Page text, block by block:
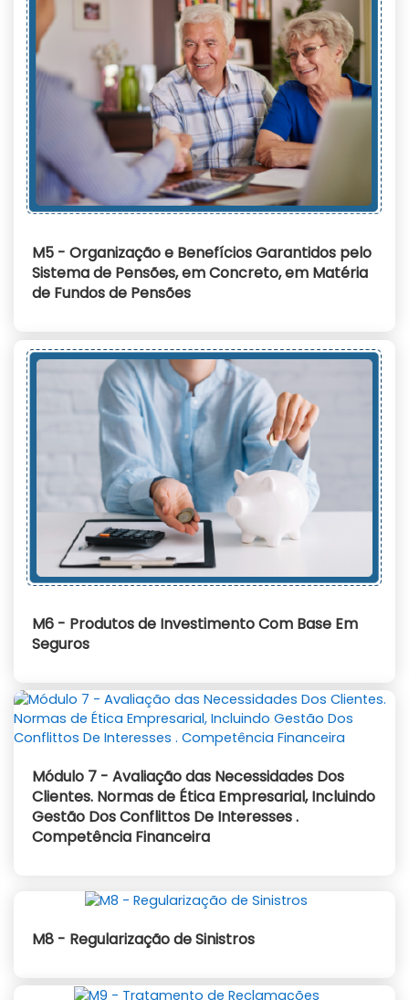
M5 - Organização e Benefícios Garantidos pelo
Sistema de Pensões, em Concreto, em Matéria
de Fundos de Pensões
M6 - Produtos de Investimento Com Base Em
Seguros
Módulo 7 - Avaliação das Necessidades Dos
Clientes. Normas de Ética Empresarial, Incluindo
Gestão Dos Conflittos De Interesses .
Competência Financeira
M8 - Regularização de Sinistros